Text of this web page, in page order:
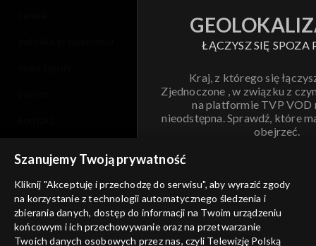
ŁĄCZYSZ SIĘ SPOZA
Kraj, z którego się
Zjednoczone , w związku z
na platformie TVP VOD
nieodstępna. Sprawdź, które
obejrzeć.
ANULUJ
informacje o dostawcy usług
Szanujemy Twoją prywatność
Kliknij "Akceptuję i przechodzę do serwisu", aby wyrazić zgody
na korzystanie z technologii automatycznego śledzenia i
zbierania danych, dostęp do informacji na Twoim urządzeniu
końcowym i ich przechowywanie oraz na przetwarzanie
Twoich danych osobowych przez nas, czyli Telewizję Polską